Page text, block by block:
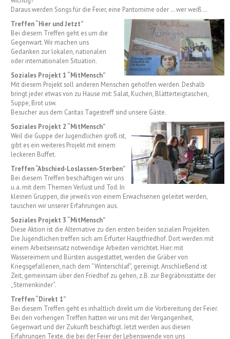
Daraus werden Songs für die Feier, eine Pantomime oder … wer weiß …
Treffen “Hier und Jetzt”
Bei diesem Treffen geht es um die
Gegenwart. Wir machen uns
Gedanken zur lokalen, nationalen
oder internationalen Situation.
Soziales Projekt 1 “MitMensch”
Mit diesem Projekt soll anderen Menschen geholfen werden. Deshalb
bringt jeder etwas von zu Hause mit: Salat, Kuchen, Blätterteigtaschen,
Suppe, Brot usw.
Besucher aus dem Caritas Tagestreff sind unsere Gäste.
Soziales Projekt 2 “MitMensch”
Weil die Guppe der Jugendlichen groß ist,
gibt es ein weiteres Projekt mit einem
leckeren Buffet.
Treffen “Abschied-Loslassen-Sterben”
Bei diesem Treffen beschäftigen wir uns
u.a. mit dem Themen Verlust und Tod. In
kleinen Gruppen, die jeweils von einem Erwachsenen geleitet werden,
tauschen wir unserer Erfahrungen aus.
Soziales Projekt 3 “MitMensch”
Diese Aktion ist die Alternative zu den ersten beiden sozialen Projekten.
Die Jugendlichen treffen sich am Erfurter Hauptfriedhof. Dort werden mit
einem Arbeitseinsatz notwendige Arbeiten verrichtet. Hier: mit
Wassereimern und Bürsten ausgestattet, werden die Gräber von
Kriegsgefallenen, nach dem “Winterschlaf”, gereinigt. Anschließend ist
Zeit, gemeinsam über den Friedhof zu gehen, z.B. zur Begräbnisstätte der
„Sternenkinder“.
Treffen “Direkt 1”
Bei diesem Treffen geht es inhaltlich direkt um die Vorbereitung der Feier.
Bei den vorherigen Treffen hatten wir uns mit der Vergangenheit,
Gegenwart und der Zukunft beschäftigt. Jetzt werden aus diesen
Erfahrungen Texte, die bei der Feier der Lebenswende von uns